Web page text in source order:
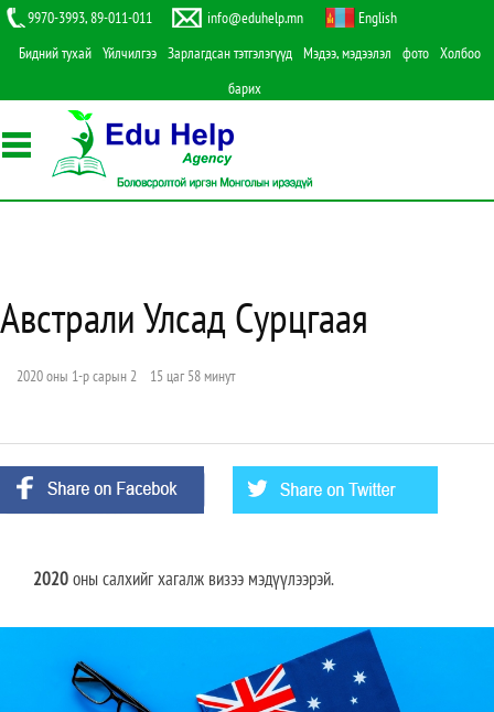
9970-3993, 89-011-011 info@eduhelp.mn
English
Бидний тухай Үйлчилгээ Зарлагдсан тэтгэлэгүүд Мэдээ, мэдээлэл фото Холбоо
барих
Австрали Улсад Сурцгаая
2020 оны 1-р сарын 2 15 цаг 58 минут
2020оны салхийг хагалж визээ мэдүүлээрэй.